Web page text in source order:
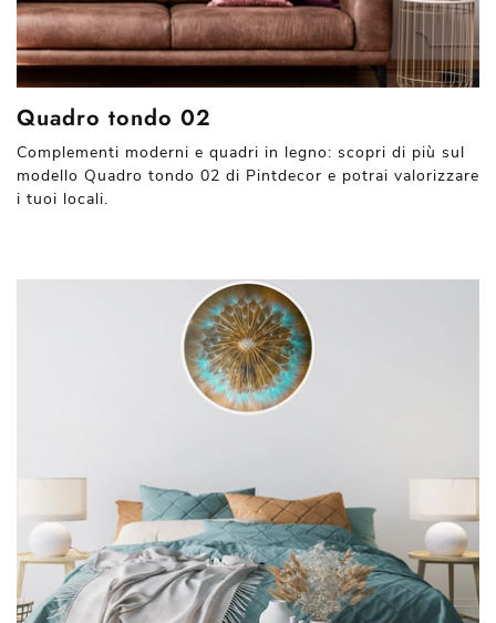
Quadro tondo 02
Complementi moderni e quadri in legno: scopri di più sul
modello Quadro tondo 02 di Pintdecor e potrai valorizzare
i tuoi locali.